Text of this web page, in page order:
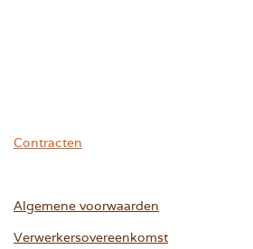
Contracten
Algemene voorwaarden
Verwerkersovereenkomst